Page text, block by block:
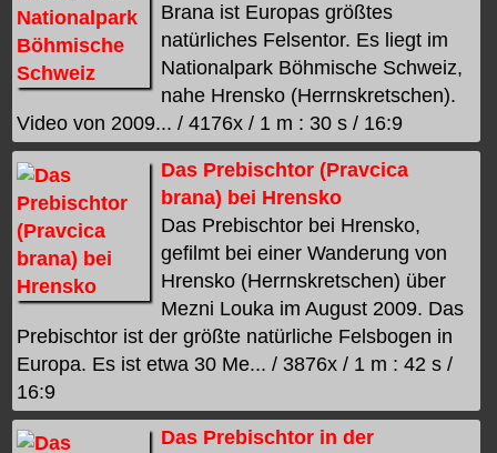
Brana ist Europas größtes
natürliches Felsentor. Es liegt im
Nationalpark Böhmische Schweiz,
nahe Hrensko (Herrnskretschen).
Video von 2009... / 4176x / 1 m : 30 s / 16:9
Das Prebischtor (Pravcica
brana) bei Hrensko
Das Prebischtor bei Hrensko,
gefilmt bei einer Wanderung von
Hrensko (Herrnskretschen) über
Mezni Louka im August 2009. Das
Prebischtor ist der größte natürliche Felsbogen in
Europa. Es ist etwa 30 Me... / 3876x / 1 m : 42 s /
16:9
Das Prebischtor in der